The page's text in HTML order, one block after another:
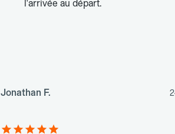
l'arrivée au départ.
Jonathan F.